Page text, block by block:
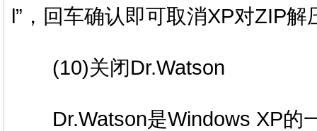
l”，回车确认即可取消XP对ZIP
(10)关闭Dr.Watson
Dr.Watson是Windows XP的